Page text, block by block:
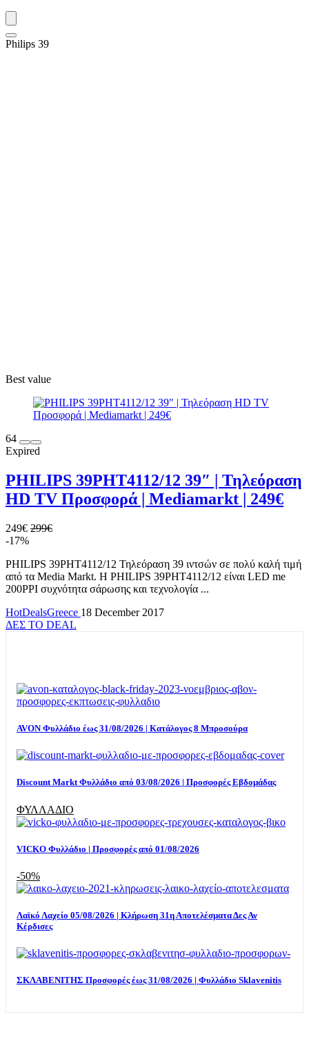
Philips 39
Best value
64
Expired
PHILIPS 39PHT4112/12 39″ | Τηλεόραση
HD TV Προσφορά | Μediamarkt | 249€
249€ 299€
-17%
PHILIPS 39PHT4112/12 Τηλεόραση 39 ιντσών σε πολύ καλή τιμή
από τα Media Markt. Η PHILIPS 39PHT4112/12 είναι LED me
200PPI συχνότητα σάρωσης και τεχνολογία ...
HotDealsGreece 18 December 2017
ΔΕΣ ΤΟ DEAL
AVON Φυλλάδιο έως 31/08/2026 | Κατάλογος 8 Μπροσούρα
Discount Markt Φυλλάδιο από 03/08/2026 | Προσφορές Εβδομάδας
ΦΥΛΛΑΔΙΟ
VICKO Φυλλάδιο | Προσφορές από 01/08/2026
-50%
Λαϊκό Λαχείο 05/08/2026 | Κλήρωση 31η Αποτελέσματα Δες Αν
Κέρδισες
ΣΚΛΑΒΕΝΙΤΗΣ Προσφορές έως 31/08/2026 | Φυλλάδιο Sklavenitis